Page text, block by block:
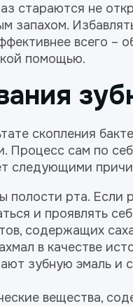
стараются не
запахом.
всего –
помощью.
скопления
Процесс сам по
следующими
рта. Если
и проявлять
содержащих
в качестве
зубную эмаль и
вещества,